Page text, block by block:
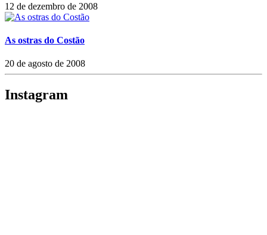
12 de dezembro de 2008
As ostras do Costão
20 de agosto de 2008
Instagram